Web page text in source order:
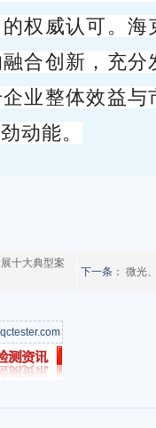
权威认可。
合创新，充
业整体效益
动能。
十大典型案
下一条： 微光